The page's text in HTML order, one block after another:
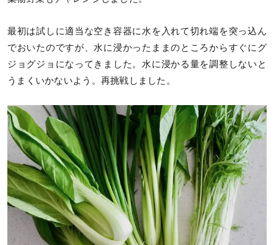
最初は試しに適当な空き容器に水を入れて切れ端を突っ込ん
でおいたのですが、水に浸かったままのところからすぐにグ
ジョグジョになってきました。水に浸かる量を調整しないと
うまくいかないよう。再挑戦しました。